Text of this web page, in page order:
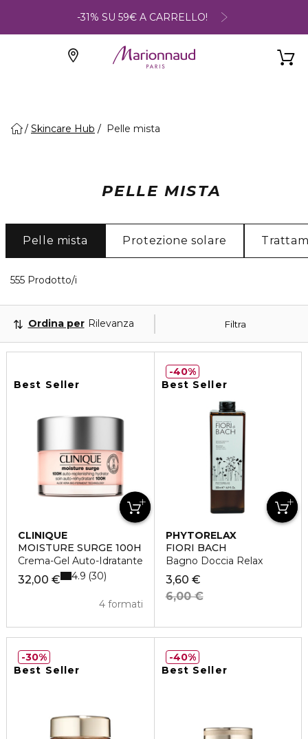
-31% SU 59€ A CARRELLO!
Skincare Hub Pelle mista
PELLE MISTA
Pelle mista Protezione solare
555 Prodotto/i
Filtra
Ordina per Rilevanza
Best Seller
CLINIQUE
MOISTURE SURGE 100H
Crema-Gel Auto-Idratante
32,00 €
4 formati
4.9 30
Best Seller
PHYTORELAX
FIORI BACH
Bagno Doccia Relax
3,60 €
6,00 €
40%
Best Seller
30%
Best Seller
40%